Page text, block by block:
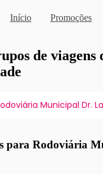
Início Promoções
ônibus
de viagens
Municipal Dr.
para Rodoviária